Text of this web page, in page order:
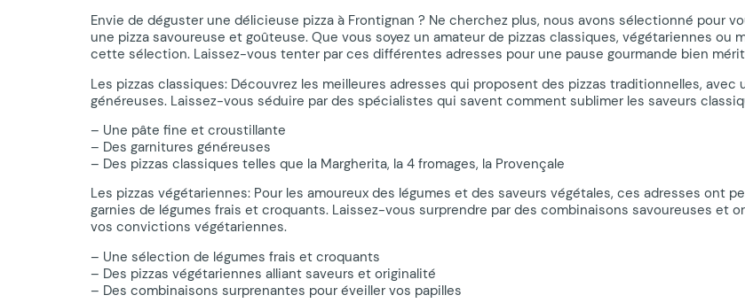
Envie de déguster une délicieuse pizza à Frontignan ? Ne cherchez plus, nous avons sélectionné pour
une pizza savoureuse et goûteuse. Que vous soyez un amateur de pizzas classiques, végétariennes ou
cette sélection. Laissez-vous tenter par ces différentes adresses pour une pause gourmande bien
Les pizzas classiques: Découvrez les meilleures adresses qui proposent des pizzas traditionnelles,
généreuses. Laissez-vous séduire par des spécialistes qui savent comment sublimer les saveurs
– Une pâte fine et croustillante
– Des garnitures généreuses
– Des pizzas classiques telles que la Margherita, la 4 fromages, la Provençale
Les pizzas végétariennes: Pour les amoureux des légumes et des saveurs végétales, ces adresses ont
garnies de légumes frais et croquants. Laissez-vous surprendre par des combinaisons savoureuses et
vos convictions végétariennes.
– Une sélection de légumes frais et croquants
– Des pizzas végétariennes alliant saveurs et originalité
– Des combinaisons surprenantes pour éveiller vos papilles